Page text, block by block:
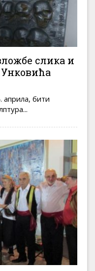
слика и
априла, бити